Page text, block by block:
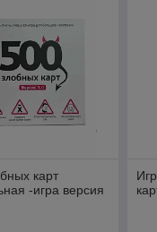
карт
-игра версия